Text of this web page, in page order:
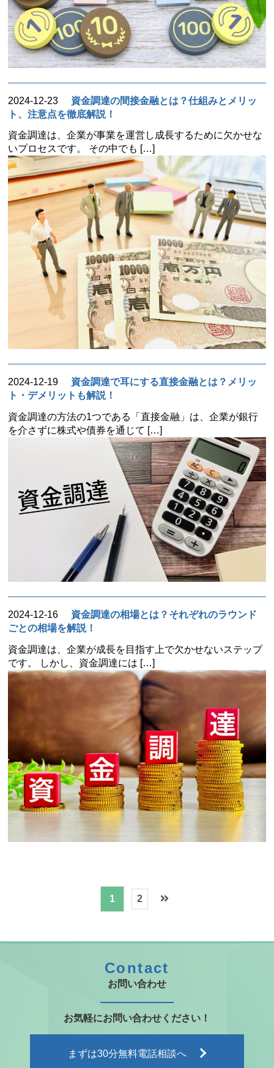
2024-12-23
資金調達の間接金融とは？仕組みとメリッ
ト、注意点を徹底解説！
資金調達は、企業が事業を運営し成長するために欠かせな
いプロセスです。 その中でも […]
2024-12-19
資金調達で耳にする直接金融とは？メリッ
ト・デメリットも解説！
資金調達の方法の1つである「直接金融」は、企業が銀行
を介さずに株式や債券を通じて […]
2024-12-16
資金調達の相場とは？それぞれのラウンド
ごとの相場を解説！
資金調達は、企業が成長を目指す上で欠かせないステップ
です。 しかし、資金調達には […]
1 2
Contact
お問い合わせ
お気軽にお問い合わせください！
まずは30分無料電話相談へ